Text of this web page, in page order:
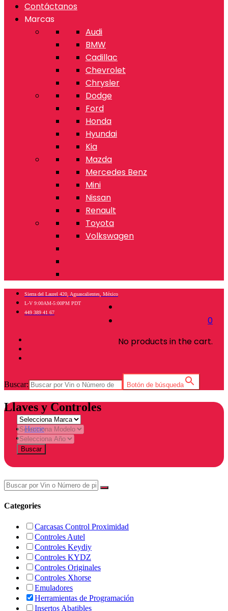
Contáctanos
Marcas
Audi
BMW
Cadillac
Chevrolet
Chrysler
Dodge
Ford
Honda
Hyundai
Kia
Mazda
Mercedes Benz
Mini
Nissan
Renault
Toyota
Volkswagen
0
No products in the cart.
Sierra del Laurel 420, Aguascalientes, México
L-V 9:00AM-5:00PM PDT
449 389 41 67
Buscar: Botón de búsqueda
Llaves y Controles
Home
Tienda
Buscar
Categories
Carcasas Control Proximidad
Controles Autel
Controles Keydiy
Controles KYDZ
Controles Originales
Controles Xhorse
Emuladores
Herramientas de Programación
Insertos Abatibles